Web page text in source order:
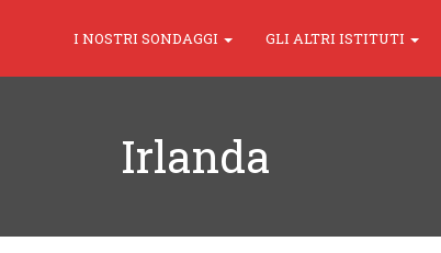
I NOSTRI SONDAGGI GLI ALTRI ISTITUTI
Irlanda